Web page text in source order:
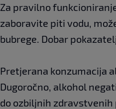
Za pravilno
zaboravite piti vodu,
bubrege. Dobar
Pretjerana konzumacija
Dugoročno, alkohol
do ozbiljnih zdravstvenih